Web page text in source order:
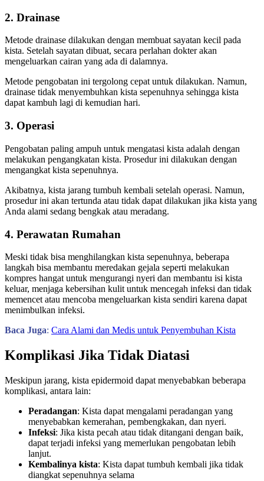
2. Drainase
Metode drainase dilakukan dengan membuat sayatan kecil pada
kista. Setelah sayatan dibuat, secara perlahan dokter akan
mengeluarkan cairan yang ada di dalamnya.
Metode pengobatan ini tergolong cepat untuk dilakukan. Namun,
drainase tidak menyembuhkan kista sepenuhnya sehingga kista
dapat kambuh lagi di kemudian hari.
3. Operasi
Pengobatan paling ampuh untuk mengatasi kista adalah dengan
melakukan pengangkatan kista. Prosedur ini dilakukan dengan
mengangkat kista sepenuhnya.
Akibatnya, kista jarang tumbuh kembali setelah operasi. Namun,
prosedur ini akan tertunda atau tidak dapat dilakukan jika kista yang
Anda alami sedang bengkak atau meradang.
4. Perawatan Rumahan
Meski tidak bisa menghilangkan kista sepenuhnya, beberapa
langkah bisa membantu meredakan gejala seperti melakukan
kompres hangat untuk mengurangi nyeri dan membantu isi kista
keluar, menjaga kebersihan kulit untuk mencegah infeksi dan tidak
memencet atau mencoba mengeluarkan kista sendiri karena dapat
menimbulkan infeksi.
Baca Juga: Cara Alami dan Medis untuk Penyembuhan Kista
Komplikasi Jika Tidak Diatasi
Meskipun jarang, kista epidermoid dapat menyebabkan beberapa
komplikasi, antara lain:
Peradangan: Kista dapat mengalami peradangan yang
menyebabkan kemerahan, pembengkakan, dan nyeri.
Infeksi: Jika kista pecah atau tidak ditangani dengan baik,
dapat terjadi infeksi yang memerlukan pengobatan lebih
lanjut.
Kembalinya kista: Kista dapat tumbuh kembali jika tidak
diangkat sepenuhnya selama